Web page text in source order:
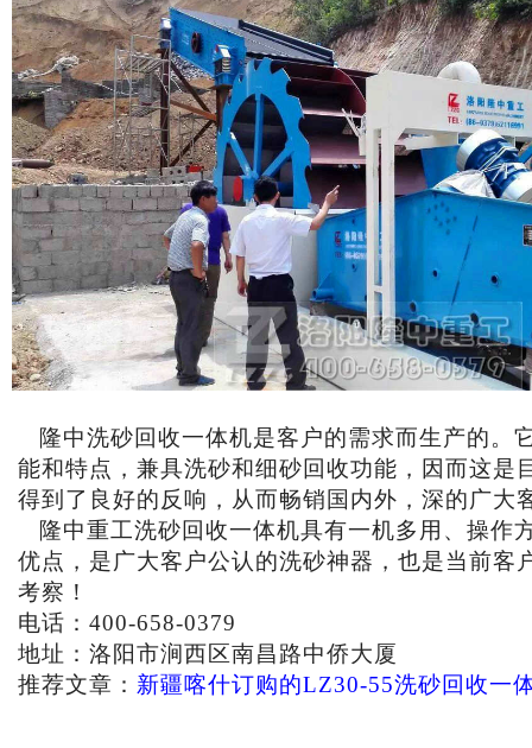
隆中洗砂回收一体机是客户的需求而生产的。
能和特点，兼具洗砂和细砂回收功能，因而这
得到了良好的反响，从而畅销国内外，深的广大
隆中重工洗砂回收一体机具有一机多用、操作
优点，是广大客户公认的洗砂神器，也是当前
考察！
电话：400-658-0379
地址：洛阳市涧西区南昌路中侨大厦
推荐文章： 新疆喀什订购的LZ30-55洗砂回收一